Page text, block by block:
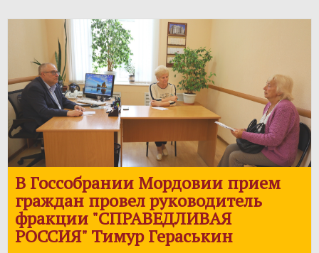
В Госсобрании Мордовии прием
граждан провел руководитель
фракции "СПРАВЕДЛИВАЯ
РОССИЯ" Тимур Гераськин